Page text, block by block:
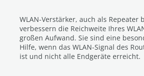
WLAN-Verstärker, auch als Repeater
verbessern die Reichweite Ihres
großen Aufwand. Sie sind eine
Hilfe, wenn das WLAN-Signal des
ist und nicht alle Endgeräte erreicht.